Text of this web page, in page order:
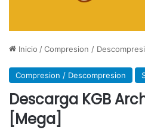
Inicio /Compresion /
Compresion / Descompresion
Descarga KGB
[Mega]